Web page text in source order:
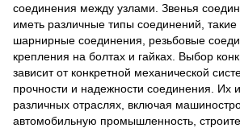
соединения между узлами. Звенья
иметь различные типы соединений, такие
шарнирные соединения, резьбовые
крепления на болтах и гайках. Выбор
зависит от конкретной механической
прочности и надежности соединения. Их
различных отраслях, включая
автомобильную промышленность,